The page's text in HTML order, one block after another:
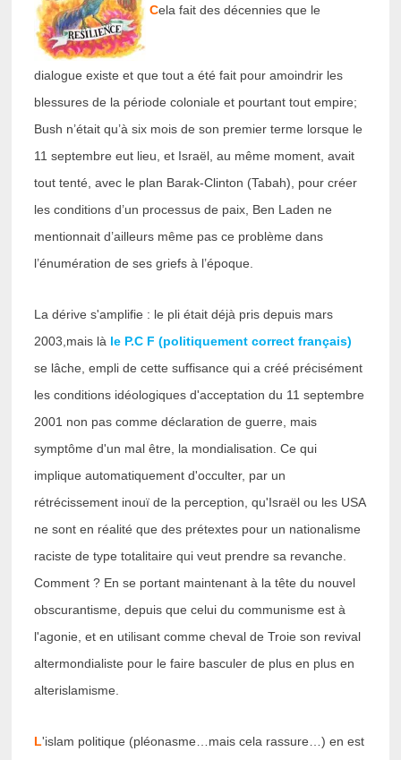
Cela fait des décennies que le
dialogue existe et que tout a été fait pour amoindrir les
blessures de la période coloniale et pourtant tout empire;
Bush n’était qu’à six mois de son premier terme lorsque le
11 septembre eut lieu, et Israël, au même moment, avait
tout tenté, avec le plan Barak-Clinton (Tabah), pour créer
les conditions d’un processus de paix, Ben Laden ne
mentionnait d’ailleurs même pas ce problème dans
l’énumération de ses griefs à l’époque.
La dérive s'amplifie : le pli était déjà pris depuis mars
2003,mais là le P.C F (politiquement correct français)
se lâche, empli de cette suffisance qui a créé précisément
les conditions idéologiques d'acceptation du 11 septembre
2001 non pas comme déclaration de guerre, mais
symptôme d'un mal être, la mondialisation. Ce qui
implique automatiquement d'occulter, par un
rétrécissement inouï de la perception, qu'Israël ou les USA
ne sont en réalité que des prétextes pour un nationalisme
raciste de type totalitaire qui veut prendre sa revanche.
Comment ? En se portant maintenant à la tête du nouvel
obscurantisme, depuis que celui du communisme est à
l'agonie, et en utilisant comme cheval de Troie son revival
altermondialiste pour le faire basculer de plus en plus en
alterislamisme.
L'islam politique (pléonasme…mais cela rassure…) en est